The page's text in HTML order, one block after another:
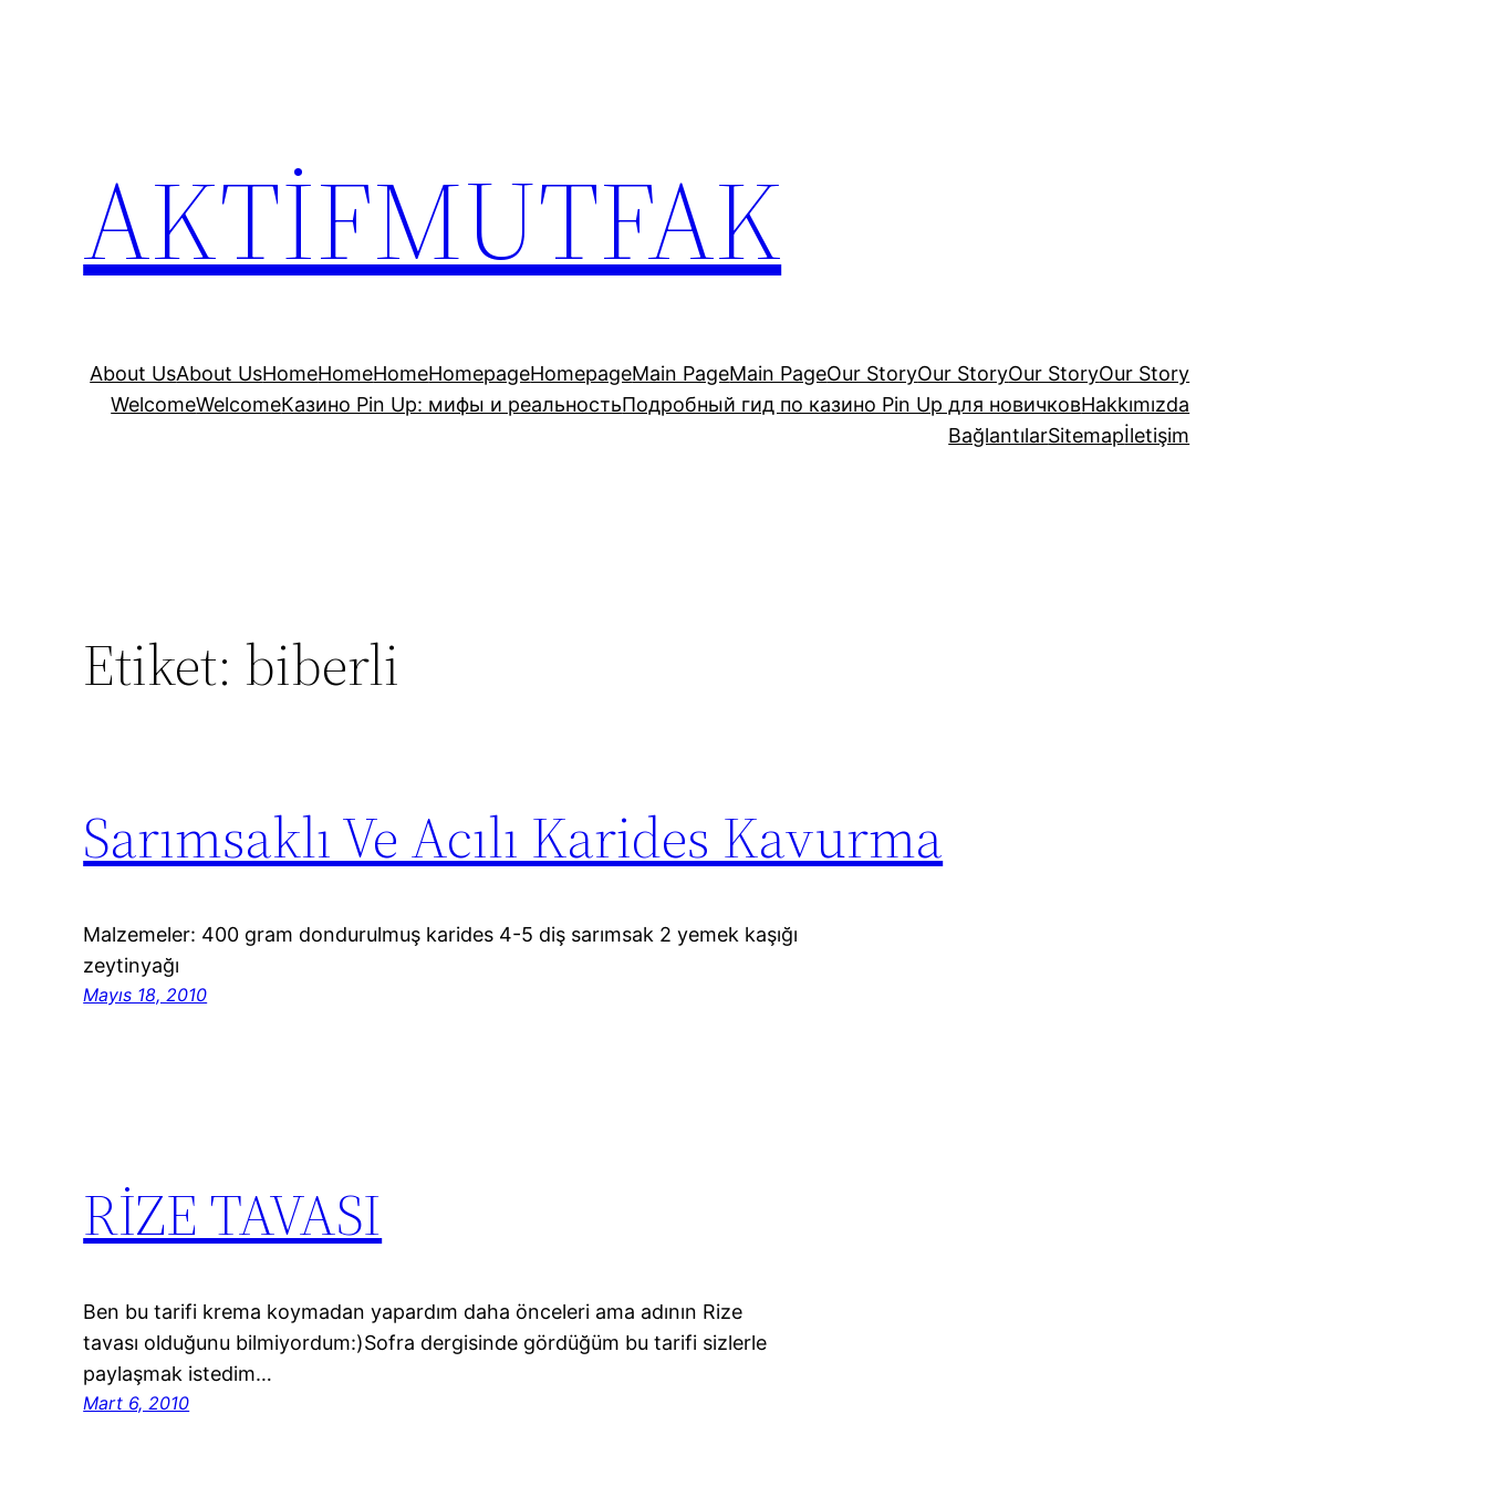
AKTİFMUTFAK
About UsAbout UsHomeHomeHomeHomepageHomepageMain PageMain PageOur StoryOur StoryOur StoryOur Story
WelcomeWelcomeКазино Pin Up: мифы и реальностьПодробный гид по казино Pin Up для новичковHakkımızda
BağlantılarSitemapİletişim
Etiket: biberli
Sarımsaklı Ve Acılı Karides Kavurma
Malzemeler: 400 gram dondurulmuş karides 4-5 diş sarımsak 2 yemek kaşığı
zeytinyağı
Mayıs 18, 2010
RİZE TAVASI
Ben bu tarifi krema koymadan yapardım daha önceleri ama adının Rize
tavası olduğunu bilmiyordum:)Sofra dergisinde gördüğüm bu tarifi sizlerle
paylaşmak istedim…
Mart 6, 2010